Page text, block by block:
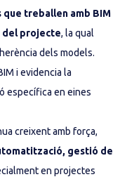
que treballen amb BIM
del projecte, la qual
dels models.
i evidencia la
específica en eines
creixent amb força,
gestió de
en projectes